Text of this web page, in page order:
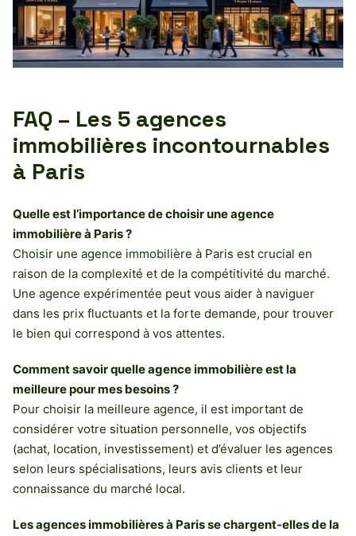
FAQ – Les 5 agences
immobilières incontournables
à Paris
Quelle est l’importance de choisir une agence
immobilière à Paris ?
Choisir une agence immobilière à Paris est crucial en
raison de la complexité et de la compétitivité du marché.
Une agence expérimentée peut vous aider à naviguer
dans les prix fluctuants et la forte demande, pour trouver
le bien qui correspond à vos attentes.
Comment savoir quelle agence immobilière est la
meilleure pour mes besoins ?
Pour choisir la meilleure agence, il est important de
considérer votre situation personnelle, vos objectifs
(achat, location, investissement) et d’évaluer les agences
selon leurs spécialisations, leurs avis clients et leur
connaissance du marché local.
Les agences immobilières à Paris se chargent-elles de la